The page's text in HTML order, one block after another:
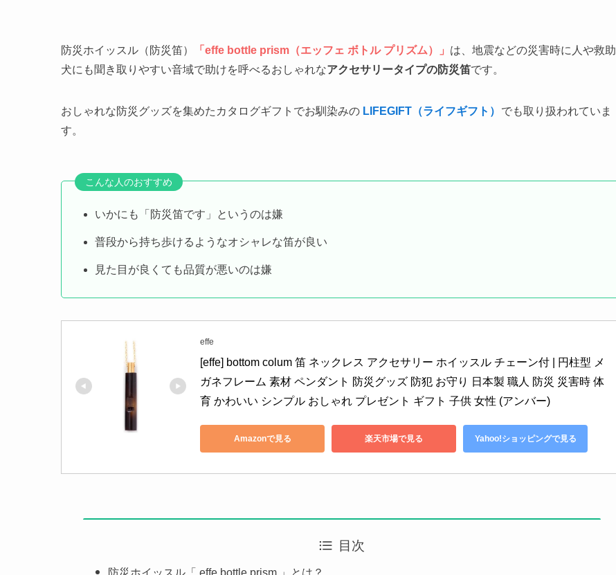
防災ホイッスル（防災笛） 「effe bottle prism（エッフェ ボトル プリズム）」 は、地震などの災害時に人や救助
犬にも聞き取りやすい音域で助けを呼べるおしゃれなアクセサリータイプの防災笛です。
おしゃれな防災グッズを集めたカタログギフトでお馴染みの LIFEGIFT（ライフギフト）
でも取り扱われていま
す。
こんな人のおすすめ
いかにも「防災笛です」というのは嫌
普段から持ち歩けるようなオシャレな笛が良い
見た目が良くても品質が悪いのは嫌
effe
[effe] bottom colum 笛 ネックレス アクセサリー ホイッスル チェーン付 | 円柱型 メ
ガネフレーム 素材 ペンダント 防災グッズ 防犯 お守り 日本製 職人 防災 災害時 体
育 かわいい シンプル おしゃれ プレゼント ギフト 子供 女性 (アンバー)
Amazonで見る 楽天市場で見る Yahoo!ショッピングで見る
目次
防災ホイッスル「 effe bottle prism 」とは？